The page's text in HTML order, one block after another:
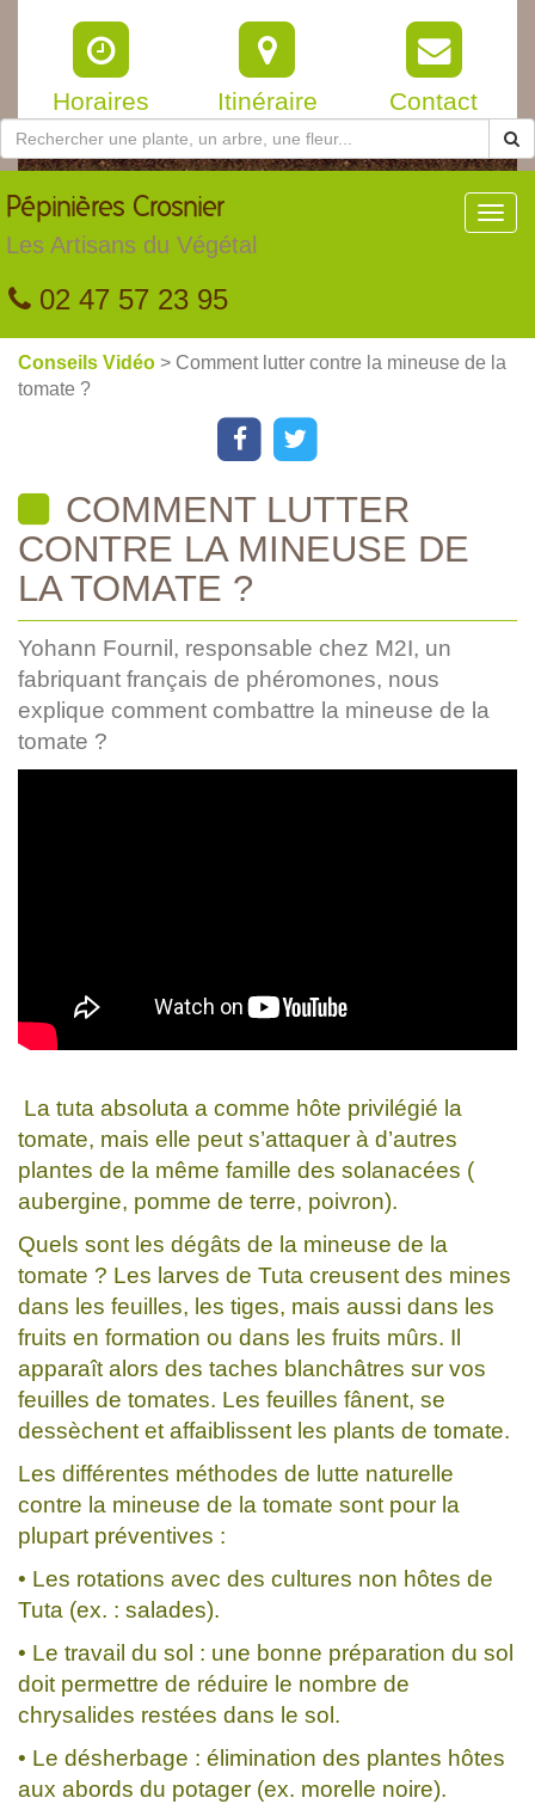
Horaires Itinéraire Contact
Pépinières Crosnier
Les Artisans du Végétal
02 47 57 23 95
Conseils Vidéo > Comment lutter contre la mineuse de la
tomate ?
COMMENT LUTTER
CONTRE LA MINEUSE DE
LA TOMATE ?
Yohann Fournil, responsable chez M2I, un
fabriquant français de phéromones, nous
explique comment combattre la mineuse de la
tomate ?
La tuta absoluta a comme hôte privilégié la
tomate, mais elle peut s’attaquer à d’autres
plantes de la même famille des solanacées (
aubergine, pomme de terre, poivron).
Quels sont les dégâts de la mineuse de la
tomate ? Les larves de Tuta creusent des mines
dans les feuilles, les tiges, mais aussi dans les
fruits en formation ou dans les fruits mûrs. Il
apparaît alors des taches blanchâtres sur vos
feuilles de tomates. Les feuilles fânent, se
dessèchent et affaiblissent les plants de tomate.
Les différentes méthodes de lutte naturelle
contre la mineuse de la tomate sont pour la
plupart préventives :
• Les rotations avec des cultures non hôtes de
Tuta (ex. : salades).
• Le travail du sol : une bonne préparation du sol
doit permettre de réduire le nombre de
chrysalides restées dans le sol.
• Le désherbage : élimination des plantes hôtes
aux abords du potager (ex. morelle noire).